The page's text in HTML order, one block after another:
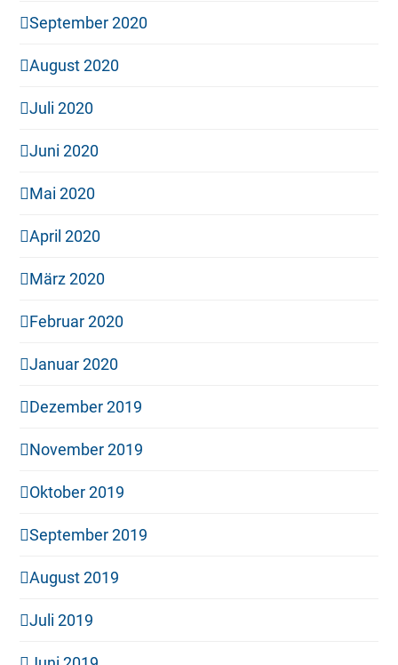
September 2020
August 2020
Juli 2020
Juni 2020
Mai 2020
April 2020
März 2020
Februar 2020
Januar 2020
Dezember 2019
November 2019
Oktober 2019
September 2019
August 2019
Juli 2019